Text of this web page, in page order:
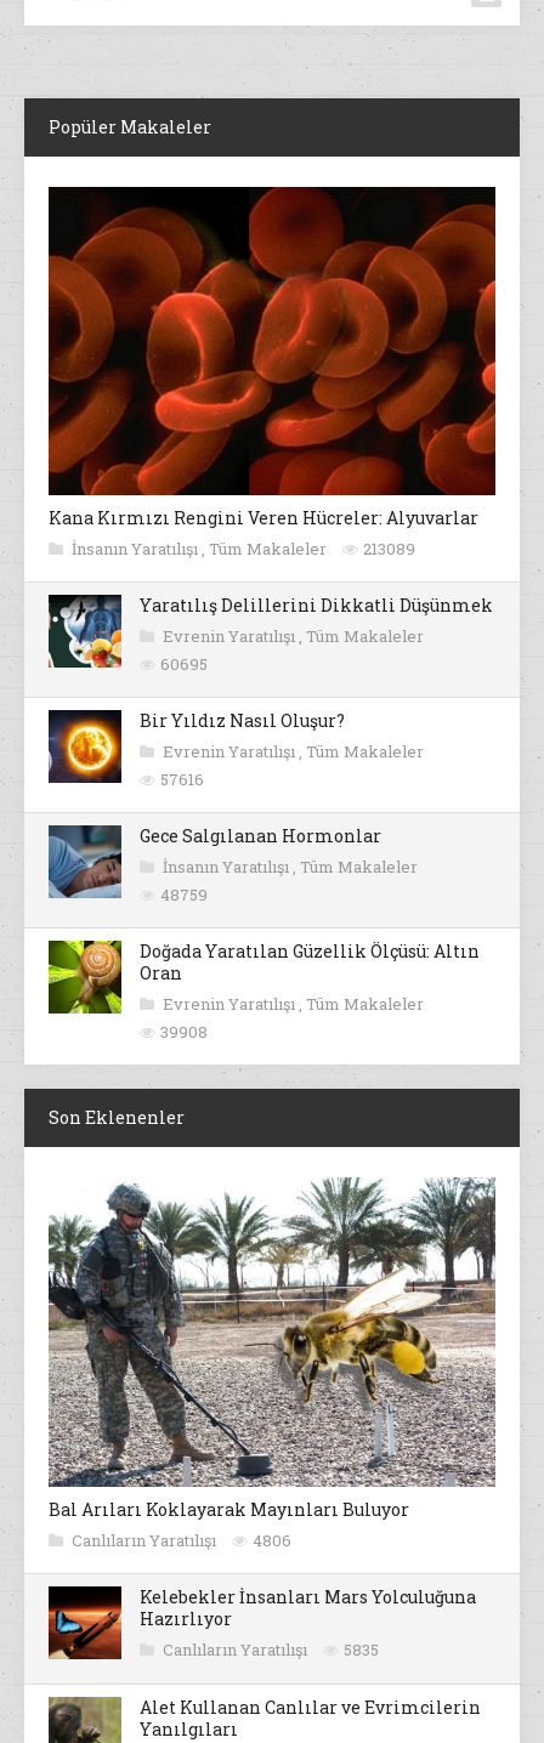
Popüler Makaleler
Kana Kırmızı Rengini Veren Hücreler: Alyuvarlar
İnsanın Yaratılışı , Tüm Makaleler 213089
Yaratılış Delillerini Dikkatli Düşünmek
Evrenin Yaratılışı , Tüm Makaleler
60695
Bir Yıldız Nasıl Oluşur?
Evrenin Yaratılışı , Tüm Makaleler
57616
Gece Salgılanan Hormonlar
İnsanın Yaratılışı , Tüm Makaleler
48759
Doğada Yaratılan Güzellik Ölçüsü: Altın
Oran
Evrenin Yaratılışı , Tüm Makaleler
39908
Son Eklenenler
Bal Arıları Koklayarak Mayınları Buluyor
Canlıların Yaratılışı 4806
Kelebekler İnsanları Mars Yolculuğuna
Hazırlıyor
Canlıların Yaratılışı 5835
Alet Kullanan Canlılar ve Evrimcilerin
Yanılgıları